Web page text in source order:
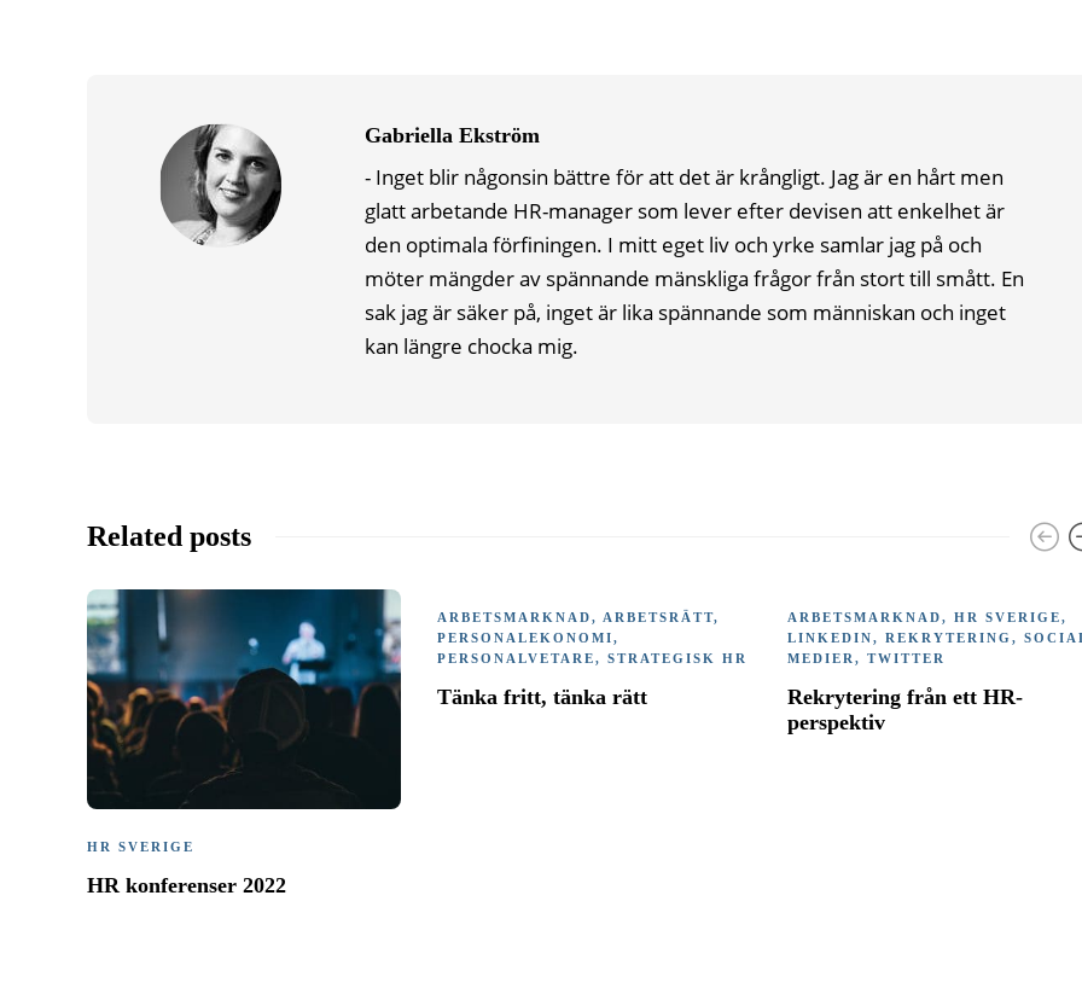
Gabriella Ekström
- Inget blir någonsin bättre för att det är krångligt. Jag är en hårt men
glatt arbetande HR-manager som lever efter devisen att enkelhet är
den optimala förfiningen. I mitt eget liv och yrke samlar jag på och
möter mängder av spännande mänskliga frågor från stort till smått. En
sak jag är säker på, inget är lika spännande som människan och inget
kan längre chocka mig.
Related posts
HR SVERIGE
HR konferenser 2022
ARBETSMARKNAD, ARBETSRÄTT,
PERSONALEKONOMI,
PERSONALVETARE, STRATEGISK HR
Tänka fritt, tänka rätt
ARBETSMARKNAD, HR SVERIGE,
LINKEDIN, REKRYTERING ,
MEDIER , TWITTER
Rekrytering från ett HR-
perspektiv